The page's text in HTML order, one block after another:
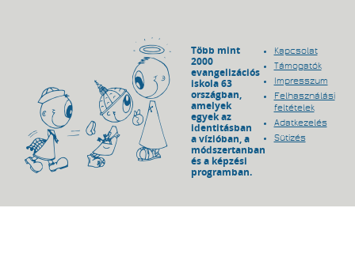
Több mint
2000
evangelizációs
iskola 63
országban,
amelyek
egyek az
identitásban
a vízióban, a
módszertanban
és a képzési
programban.
Kapcsolat
Támogatók
Impresszum
Felhasználási
feltételek
Adatkezelés
Sütizés